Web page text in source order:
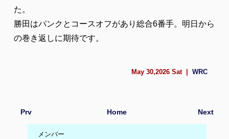
た。
勝田はパンクとコースオフがあり総合6番手。明日から
の巻き返しに期待です。
May 30,2026 Sat | WRC
Prv Next
Home
メンバー